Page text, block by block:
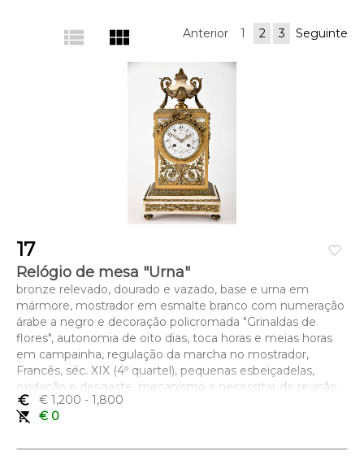
view_list view_module Anterior 1 2 3 Seguinte
favorite_border
17
Relógio de mesa "Urna"
bronze relevado, dourado e vazado, base e urna em
mármore, mostrador em esmalte branco com numeração
árabe a negro e decoração policromada "Grinaldas de
flores", autonomia de oito dias, toca horas e meias horas
em campainha, regulação da marcha no mostrador,
Francês, séc. XIX (4º quartel), pequenas esbeiçadelas,
oxidação e desgaste, mecanismo a necessitar de revisão,
com chave, mostrador marcado EMILE COLIN & Cie. - A
PARIS - 29, RUE SÈVIGNÉ
cm
euro_symbol € 1,200 - 1,800
remove_shopping_cart
€ 0